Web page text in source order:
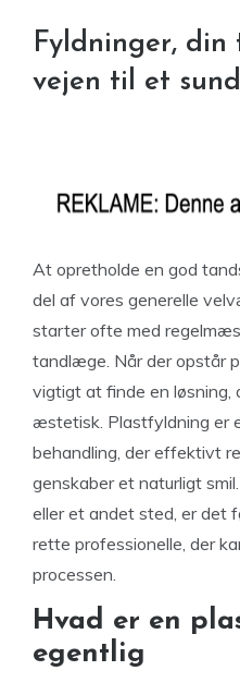
Fyldninger,
vejen til et
At opretholde en god
del af vores generelle
starter ofte med
tandlæge. Når der opstår
vigtigt at finde en løsning,
æstetisk. Plastfyldning er
behandling, der effektivt
genskaber et naturligt
eller et andet sted, er det
rette professionelle, der
processen.
Hvad er en
egentlig